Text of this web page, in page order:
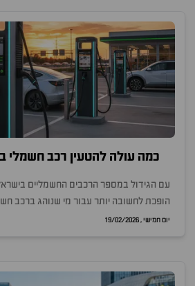
כמה עולה להטעין רכב חשמלי
עם הגידול במספר הרכבים החשמליים
הופכת לחשובה יותר עבור מי שנוהג ברכב
יום חמישי , 19/02/2026